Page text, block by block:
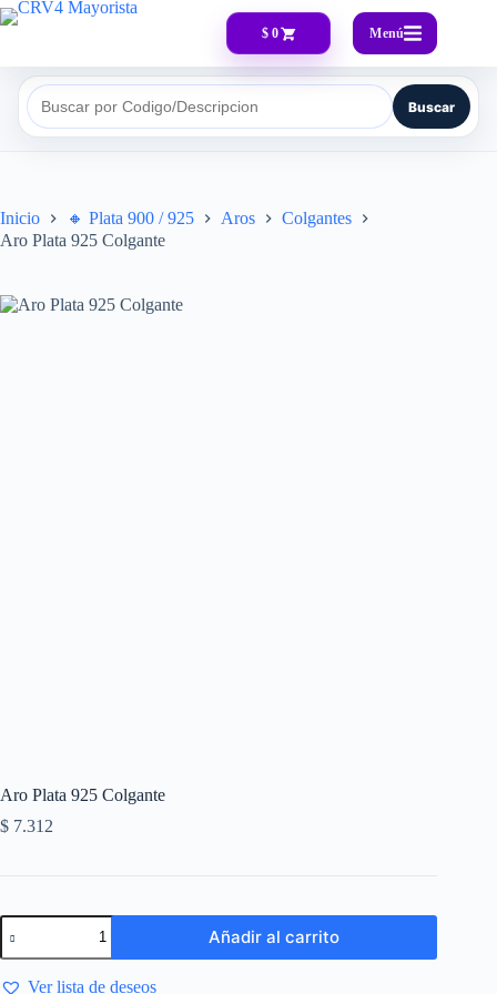
$ 0 Menú
Buscar por Codigo/Descripcion Buscar
Inicio 🔸​ Plata 900 / 925 Aros
Colgantes
Aro Plata 925 Colgante
Aro Plata 925 Colgante
$ 7.312
Añadir al carrito
Ver lista de deseos